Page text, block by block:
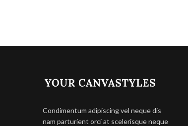
Condimentum adipiscing vel neque dis
nam parturient orci at scelerisque neque